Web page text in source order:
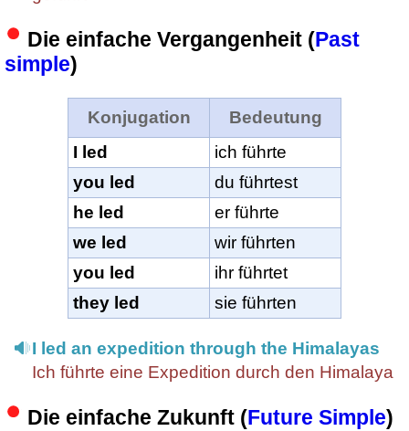
Die einfache Vergangenheit (Past
simple)
Konjugation
Bedeutung
I led
ich führte
you led
du führtest
he led
er führte
we led
wir führten
you led
ihr führtet
they led
sie führten
I led an expedition through the Himalayas
Ich führte eine Expedition durch den Himalaya
Die einfache Zukunft (Future Simple)